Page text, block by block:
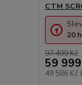
CTM
97 499 Kč
59
49 586 Kč
20